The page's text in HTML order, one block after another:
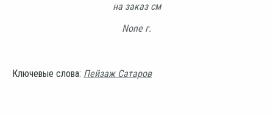
на заказ см
None г.
Ключевые слова: Пейзаж Сатаров